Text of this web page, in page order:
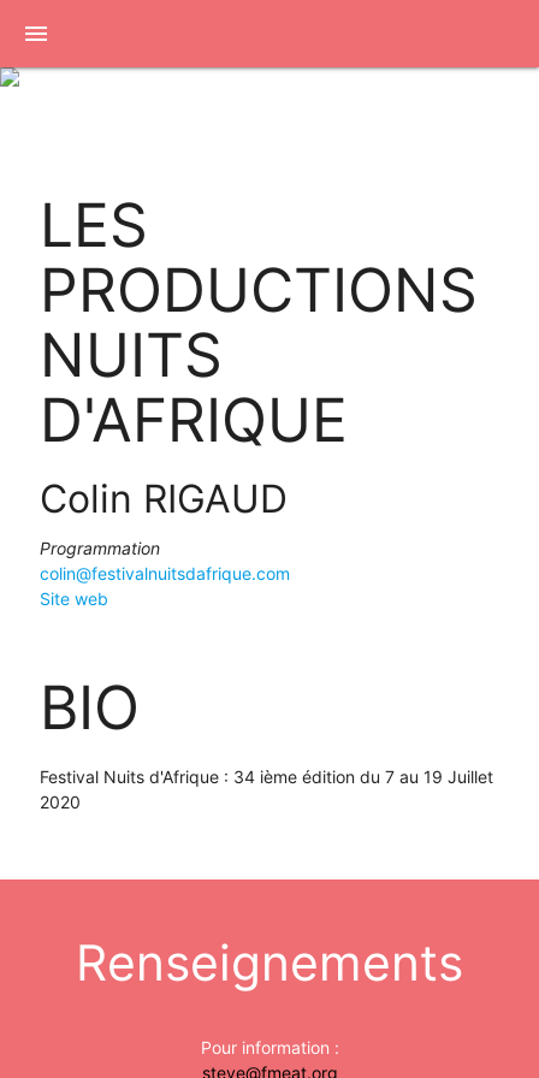
menu
LES
PRODUCTIONS
NUITS
D'AFRIQUE
Colin RIGAUD
Programmation
colin@festivalnuitsdafrique.com
Site web
BIO
Festival Nuits d'Afrique : 34 ième édition du 7 au 19 Juillet
2020
Renseignements
Pour information :
steve@fmeat.org